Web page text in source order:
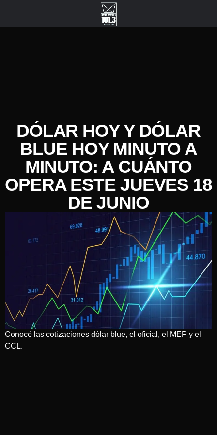
DÓLAR HOY Y DÓLAR
BLUE HOY MINUTO A
MINUTO: A CUÁNTO
OPERA ESTE JUEVES 18
DE JUNIO
Conocé las cotizaciones dólar blue, el oficial, el MEP y el
CCL.